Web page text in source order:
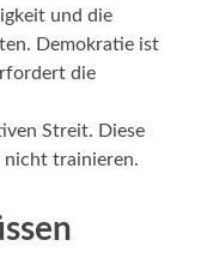
und die
Demokratie ist
die
Streit. Diese
nicht trainieren.